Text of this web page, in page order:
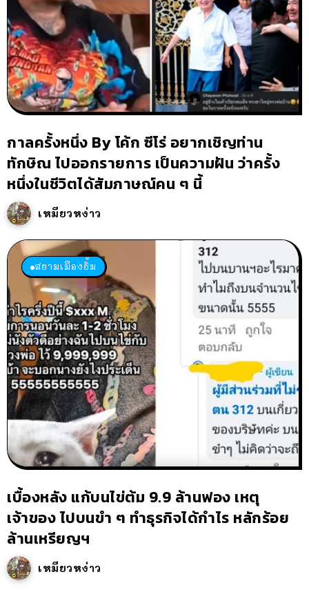
กาลครั้งหนึ่ง By โค้ก ซีโร่ อยากเชิญท่าน
ทักษิณ ไปออกรายการ เป็นความฝัน ว่าครั้ง
หนึ่งในชีวิตได้สัมภาษณ์คน ๆ นี้
เหมียวหง่าว
สยามเมืองยิ้ม
เบื้องหลัง แก้บนไข่ต้ม 9.9 ล้านฟอง เหตุ
เจ้าของ ไปบนขำ ๆ ทำธุรกิจได้กำไร หลักร้อย
ล้านเหรียญฯ
เหมียวหง่าว